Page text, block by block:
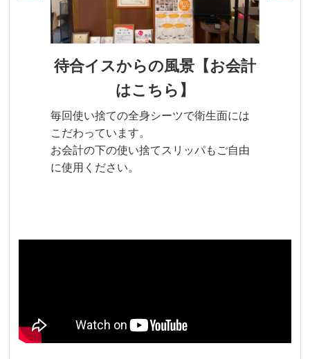
待合イスからの風景【お会計
はこちら】
毎回使い捨ての全身シーツで衛生面には
こだわっています。
お会計の下の使い捨てスリッパもご自由
に使用ください。